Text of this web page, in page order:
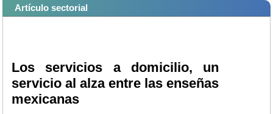
Artículo sectorial
Los servicios a domicilio, un
servicio al alza entre las enseñas
mexicanas